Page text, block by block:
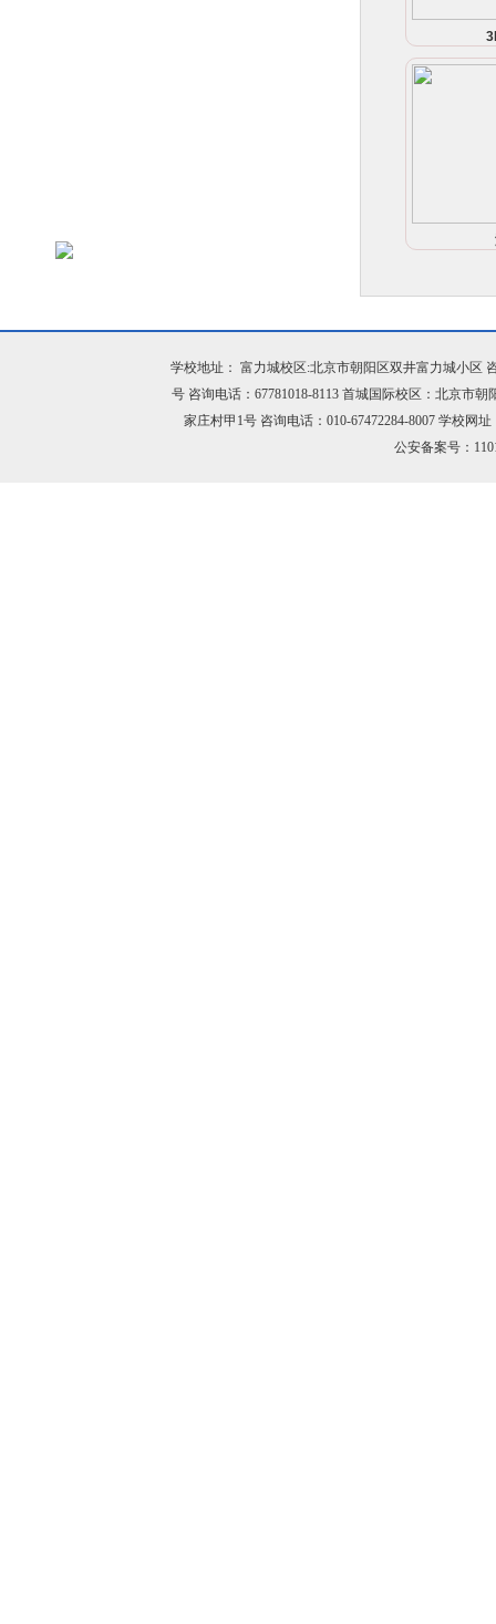
学校地址： 富力城校区:北京市朝阳区双井富力城小区
号 咨询电话：67781018-8113 首城国际校区：北京市
家庄村甲1号 咨询电话：010-67472284-8007 学校网
公安备案号：